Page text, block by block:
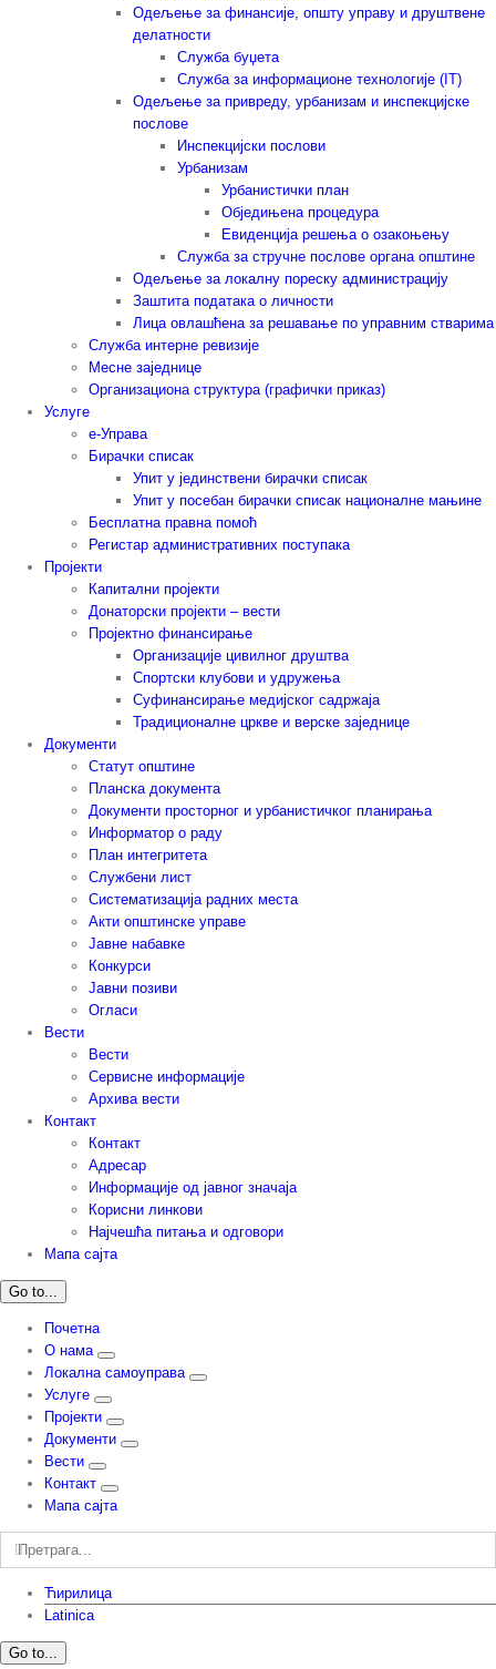
Одељење за финансије, општу управу и друштвене
делатности
Служба буџета
Служба за информационе технологије (IT)
Одељење за привреду, урбанизам и инспекцијске
послове
Инспекцијски послови
Урбанизам
Урбанистички план
Обједињена процедура
Евиденција решења о озакоњењу
Служба за стручне послове органа општине
Одељење за локалну пореску администрацију
Заштита података о личности
Лица овлашћена за решавање по управним стварима
Служба интерне ревизије
Месне заједнице
Организациона структура (графички приказ)
Услуге
е-Управа
Бирачки списак
Упит у јединствени бирачки списак
Упит у посебан бирачки списак националне мањине
Бесплатна правна помоћ
Регистар административних поступака
Пројекти
Капитални пројекти
Донаторски пројекти – вести
Пројектно финансирање
Организације цивилног друштва
Спортски клубови и удружења
Суфинансирање медијског садржаја
Традиционалне цркве и верске заједнице
Документи
Статут општине
Планска документа
Документи просторног и урбанистичког планирања
Информатор о раду
План интегритета
Службени лист
Систематизација радних места
Акти општинске управе
Јавне набавке
Конкурси
Јавни позиви
Огласи
Вести
Вести
Сервисне информације
Архива вести
Контакт
Контакт
Адресар
Информације од јавног значаја
Корисни линкови
Најчешћа питања и одговори
Мапа сајта
Go to...
Почетна
О нама
Локална самоуправа
Услуге
Пројекти
Документи
Вести
Контакт
Мапа сајта
Претрага:
Ћирилица
Latinica
Go to...